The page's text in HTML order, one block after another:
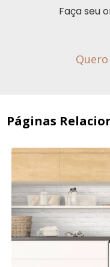
Faça seu
Páginas